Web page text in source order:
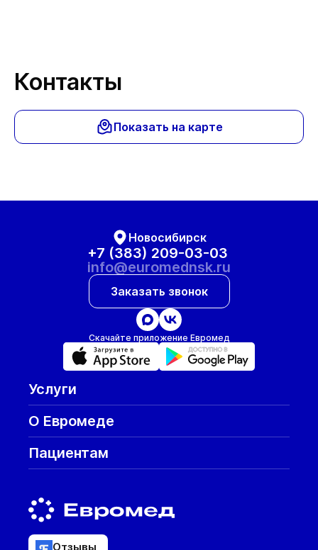
Контакты
Показать на карте
Новосибирск
+7 (383) 209-03-03
info@euromednsk.ru
Заказать звонок
Скачайте приложение Евромед
Услуги
О Евромеде
Пациентам
Отзывы